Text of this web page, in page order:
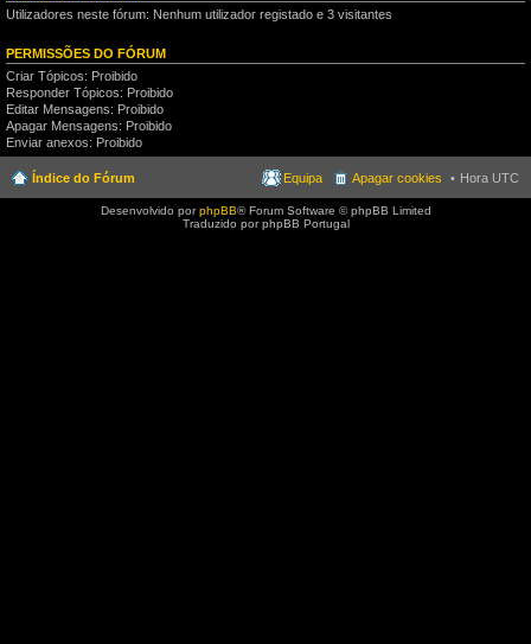
Utilizadores neste fórum: Nenhum utilizador registado e 3 visitantes
PERMISSÕES DO FÓRUM
Criar Tópicos: Proibido
Responder Tópicos: Proibido
Editar Mensagens: Proibido
Apagar Mensagens: Proibido
Enviar anexos: Proibido
Índice do Fórum Hora UTC
Apagar cookies
Equipa
Desenvolvido porphpBB® Forum Software © phpBB Limited
Traduzido por phpBB Portugal